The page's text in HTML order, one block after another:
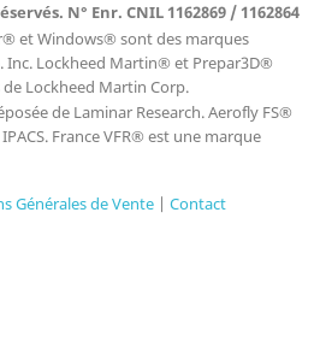
N° Enr. CNIL 1162869 / 1162864
et Windows® sont des marques
Inc. Lockheed Martin® et Prepar3D®
Lockheed Martin Corp.
de Laminar Research. Aerofly FS®
France VFR® est une marque
Générales de Vente | Contact